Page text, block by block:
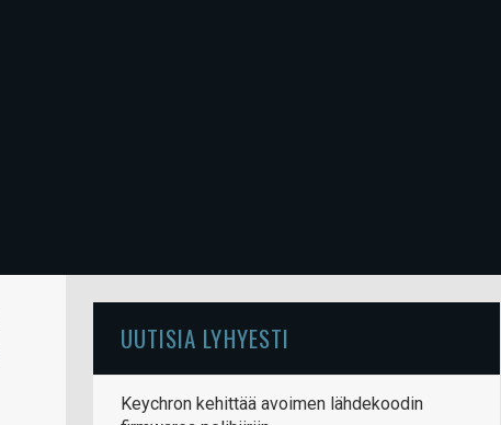
UUTISIA LYHYESTI
Keychron kehittää avoimen lähdekoodin